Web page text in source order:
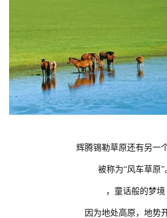
辉腾锡勒草原还有另一
被称为“风车草原”
，童话般的梦境
因为地处高原，地势